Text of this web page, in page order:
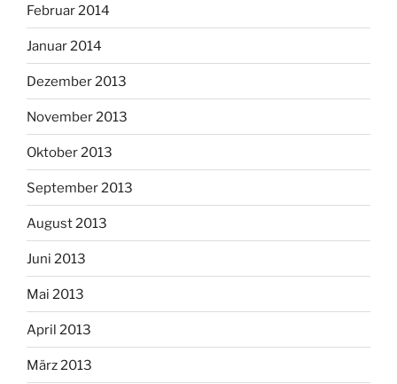
Februar 2014
Januar 2014
Dezember 2013
November 2013
Oktober 2013
September 2013
August 2013
Juni 2013
Mai 2013
April 2013
März 2013